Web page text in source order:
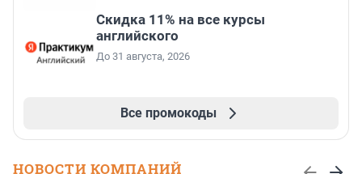
Скидка 11% на все курсы
английского
До 31 августа, 2026
Все промокоды
НОВОСТИ КОМПАНИЙ